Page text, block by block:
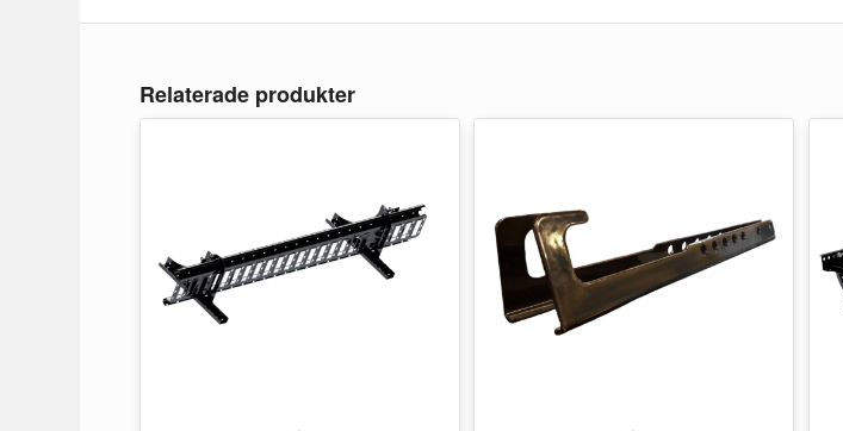
Relaterade produkter